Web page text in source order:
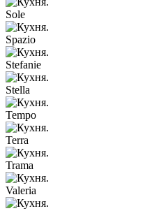
Sole
Spazio
Stefanie
Stella
Tempo
Terra
Trama
Valeria